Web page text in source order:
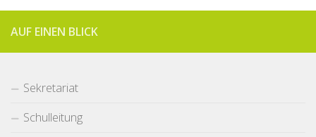
AUF EINEN BLICK
Sekretariat
Schulleitung